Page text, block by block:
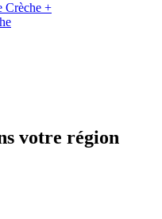
Crèche +
votre région